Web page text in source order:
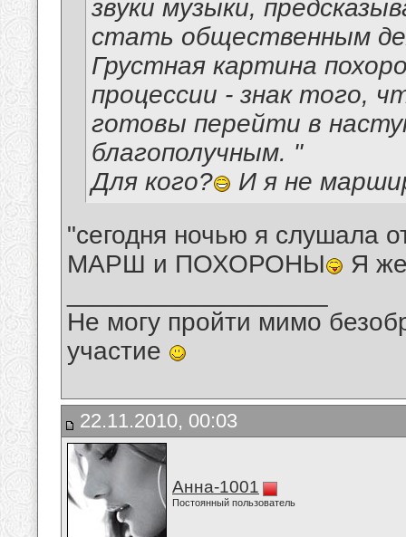
звуки музыки,
стать общественным
Грустная картина
процессии - знак того,
готовы перейти в
благополучным. "
Для кого?
И я не
"сегодня ночью я слушала
МАРШ и ПОХОРОНЫ
Я
Не могу пройти мимо
участие
22.11.2010, 00:03
Анна-1001
Постоянный пользователь